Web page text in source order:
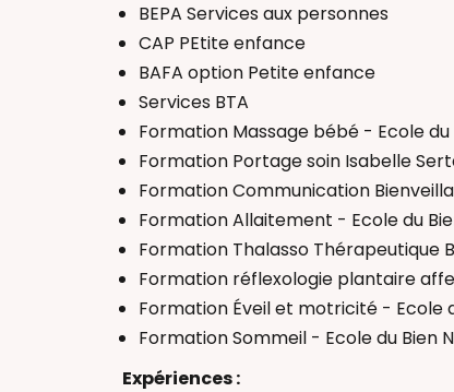
BEPA Services aux personnes
CAP PEtite enfance
BAFA option Petite enfance
Services BTA
Formation Massage bébé - Ecole du
Formation Portage soin Isabelle
Formation Communication
Formation Allaitement - Ecole du
Formation Thalasso Thérapeutique
Formation réflexologie plantaire
Formation Éveil et motricité - Ecole
Formation Sommeil - Ecole du Bien
Expériences :